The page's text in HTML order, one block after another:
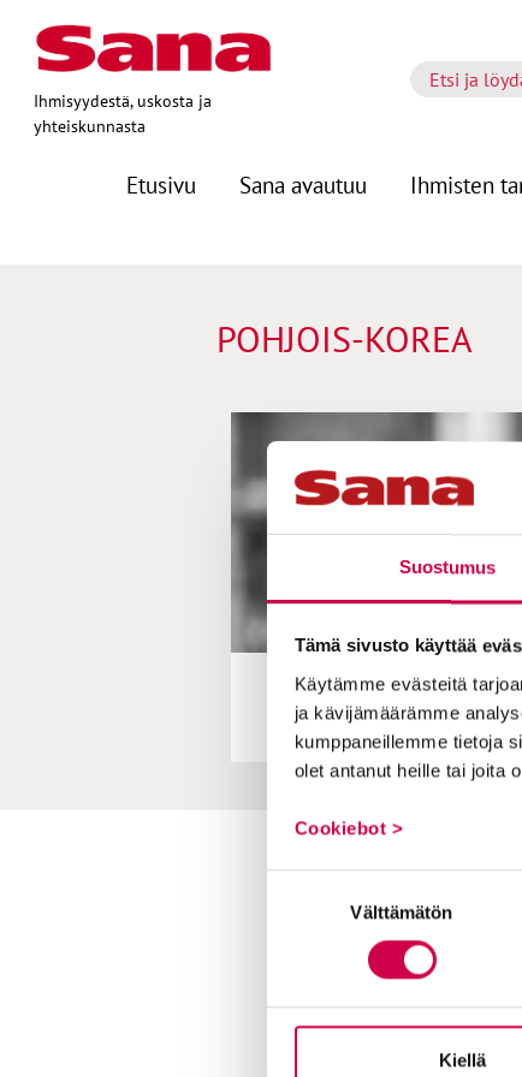
Suostumus
Tämä sivusto käyttää
Käytämme evästeitä
ja kävijämäärämme
kumppaneillemme tietoja
olet antanut heille tai joita
Cookiebot >
Välttämätön
Kiellä
Ihmisyydestä, uskosta ja
yhteiskunnasta
Etusivu Sana avautuu Ihmisten
POHJOIS-KOREA
Pohjois-
Yhteystiedot
Postiosoite
ulkaisija